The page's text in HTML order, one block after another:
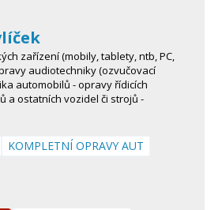
zařízení (mobily, tablety, ntb, PC,
audiotechniky (ozvučovací
automobilů - opravy řídicích
a ostatních vozidel či strojů -
KOMPLETNÍ OPRAVY AUT